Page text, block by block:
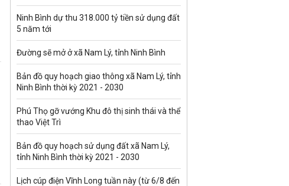
Ninh Bình dự thu 318.000 tỷ tiền sử dụng đất
5 năm tới
Đường sẽ mở ở xã Nam Lý, tỉnh Ninh Bình
Bản đồ quy hoạch giao thông xã Nam Lý, tỉnh
Ninh Bình thời kỳ 2021 - 2030
Phú Thọ gỡ vướng Khu đô thị sinh thái và thể
thao Việt Trì
Bản đồ quy hoạch sử dụng đất xã Nam Lý,
tỉnh Ninh Bình thời kỳ 2021 - 2030
Lịch cúp điện Vĩnh Long tuần này (từ 6/8 đến